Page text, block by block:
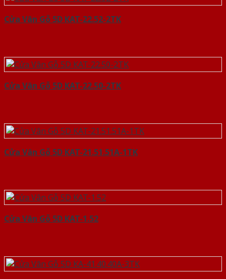
Cửa Vân Gỗ 5D KAT-22.52-2TK
Cửa Vân Gỗ 5D KAT-22.50-2TK
Cửa Vân Gỗ 5D KAT-21.51.51A-1TK
Cửa Vân Gỗ 5D KAT-1.52